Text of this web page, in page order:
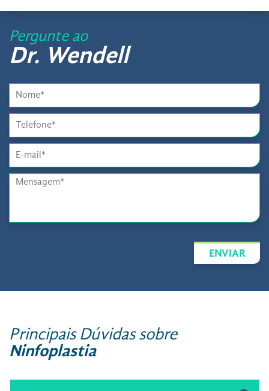
Pergunte ao
Dr. Wendell
ENVIAR
Principais Dúvidas sobre
Ninfoplastia